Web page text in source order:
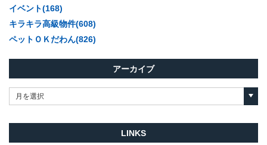
イベント(168)
キラキラ高級物件(608)
ペットＯＫだわん(826)
アーカイブ
月を選択
LINKS